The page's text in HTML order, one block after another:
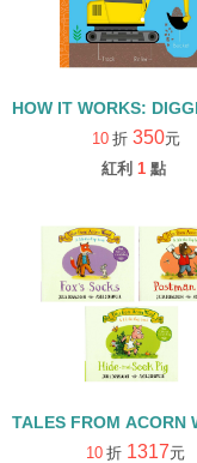
HOW IT WORKS:
10 折 350元
紅利 1 點
TALES FROM ACORN
10 折 1317元